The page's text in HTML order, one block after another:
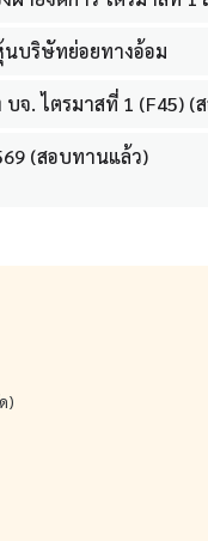
นบริษัทย่อยทางอ้อม
จ. ไตรมาสที่ 1 (F45) (
(สอบทานแล้ว)
)